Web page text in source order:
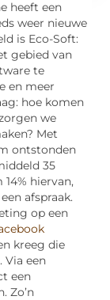
heeft een
weer nieuwe
is Eco-Soft:
gebied van
te
en meer
hoe komen
we
Met
ontstonden
35
hiervan,
afspraak.
op een
kreeg die
Via een
een
Zo’n